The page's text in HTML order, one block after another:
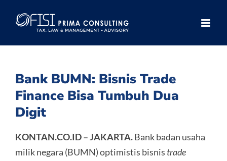
Bank BUMN: Bisnis Trade
Finance Bisa Tumbuh Dua
Digit
KONTAN.CO.ID – JAKARTA.Bank badan usaha
milik negara (BUMN) optimistis bisnis trade